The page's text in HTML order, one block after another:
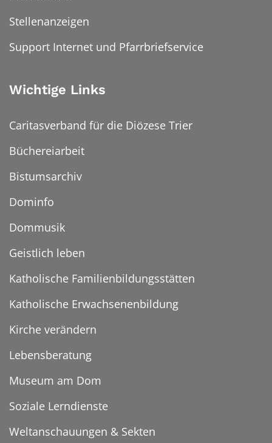
Stellenanzeigen
Support Internet und Pfarrbriefservice
Wichtige Links
Caritasverband für die Diözese Trier
Büchereiarbeit
Bistumsarchiv
Dominfo
Dommusik
Geistlich leben
Katholische Familienbildungsstätten
Katholische Erwachsenenbildung
Kirche verändern
Lebensberatung
Museum am Dom
Soziale Lerndienste
Weltanschauungen & Sekten